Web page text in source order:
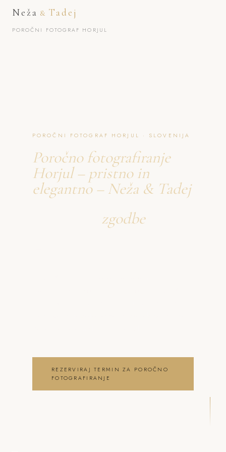
Neža & Tadej
POROČNI FOTOGRAF HORJUL
POROČNI FOTOGRAF HORJUL · SLOVENIJA
Poročno fotografiranje
Horjul – pristno in
elegantno – Neža & Tadej
zgodbe
o poročno fotografiranje
REZERVIRAJ TERMIN ZA POROČNO
FOTOGRAFIRANJE